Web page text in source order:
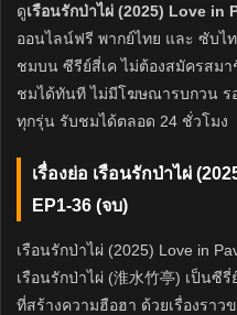
ดูเรือนรักป่าไผ่ (2025) Love in
ออนไลน์ฟรี พากย์ไทย และ ซับไ
ชมบน ซีรีย์สี่เค ไม่ต้องสมัครสมา
ชมได้ทันที ไม่มีโฆษณารบกวน ร
ทุกรุ่น รับชมได้ตลอด 24 ชั่วโมง
เรื่องย่อ เรือนรักป่าไผ่
EP1-36 (จบ)
เรือนรักป่าไผ่ (2025) Love in
เรือนรักป่าไผ่ (淮水竹亭) เป็น
ที่สร้างความฮือฮา ด้วยเรื่องรา